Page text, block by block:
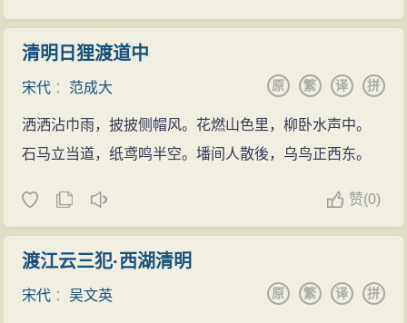
清明日狸渡道中
宋代 ： 范成大 拼
译
繁
原
洒洒沾巾雨，披披侧帽风。花燃山色里，柳卧水声中。
石马立当道，纸鸢鸣半空。墦间人散後，乌鸟正西东。
赞(0)
渡江云三犯·西湖清明
宋代 ：吴文英 拼
译
繁
原